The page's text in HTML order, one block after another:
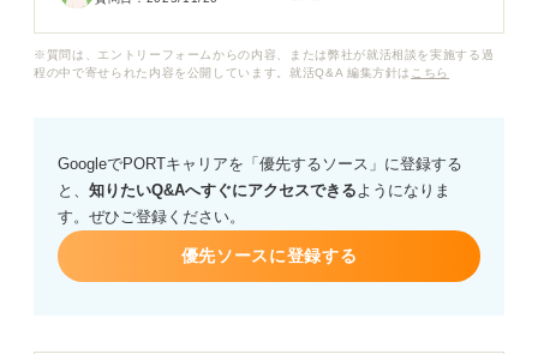
私立の大学職員として働くなら、どんな準備や対策を進
※質問は、エントリーフォームからの内容、または弊社が就活相談を実施する過
程の中で寄せられた内容を公開しています。就活Q&A 編集方針は こちら
GoogleでPORTキャリアを「優先するソース」に登録する
と、 知りたいQ&Aへすぐにアクセスできるようになりま
す。ぜひご登録ください。
優先ソースに登録する